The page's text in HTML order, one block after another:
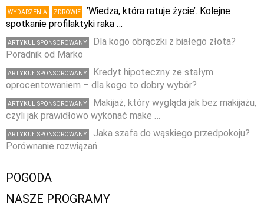
WYDARZENIA ZDROWIE
’Wiedza, która ratuje życie’. Kolejne
spotkanie profilaktyki raka …
ARTYKUŁ SPONSOROWANY
Dla kogo obrączki z białego złota?
Poradnik od Marko
ARTYKUŁ SPONSOROWANY
Kredyt hipoteczny ze stałym
oprocentowaniem – dla kogo to dobry wybór?
ARTYKUŁ SPONSOROWANY
Makijaż, który wygląda jak bez makijażu,
czyli jak prawidłowo wykonać make …
ARTYKUŁ SPONSOROWANY
Jaka szafa do wąskiego przedpokoju?
Porównanie rozwiązań
POGODA
NASZE PROGRAMY